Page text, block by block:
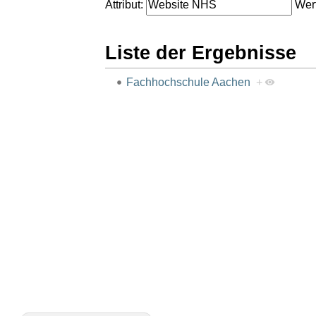
Attribut:
Liste der Ergebnisse
Fachhochschule Aachen +